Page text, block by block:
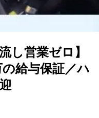
し営業ゼロ】
給与保証／ハ